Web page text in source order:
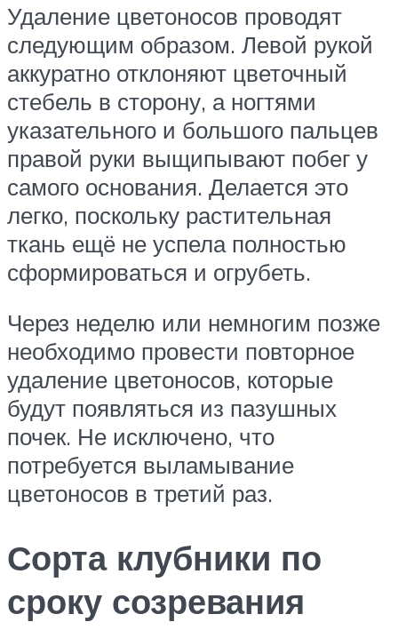
Удаление цветоносов проводят
следующим образом. Левой рукой
аккуратно отклоняют цветочный
стебель в сторону, а ногтями
указательного и большого пальцев
правой руки выщипывают побег у
самого основания. Делается это
легко, поскольку растительная
ткань ещё не успела полностью
сформироваться и огрубеть.
Через неделю или немногим позже
необходимо провести повторное
удаление цветоносов, которые
будут появляться из пазушных
почек. Не исключено, что
потребуется выламывание
цветоносов в третий раз.
Сорта клубники по
сроку созревания